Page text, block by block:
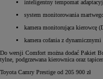
inteligentny tempomat
system monitorowania
kamera monitorująca kierowcę
kamera cofania z
Do wersji Comfort można dodać Pakiet
tylne, podgrzewana kierownica oraz
Toyota Camry Prestige od 205 900 zł